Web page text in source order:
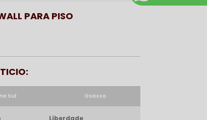
PARA PISO
Sul Osasco
Liberdade